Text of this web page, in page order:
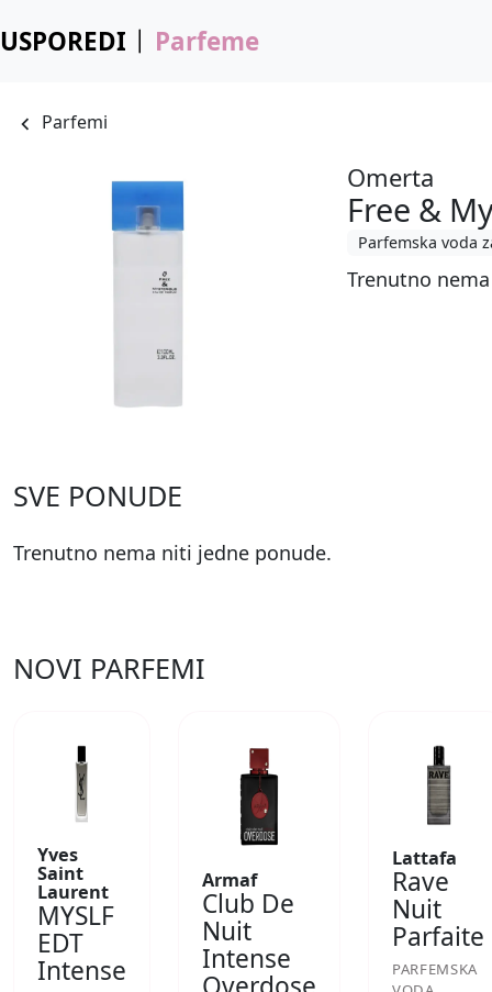
USPOREDI Parfeme
Parfemi
Omerta
Free &
Parfemska voda
Trenutno
SVE PONUDE
Trenutno nema niti jedne ponude.
NOVI PARFEMI
Yves
Saint
Laurent
MYSLF
EDT
Intense
Armaf
Club De
Nuit
Intense
Lattafa
Rave
Nuit
Parfaite
PARFEMSKA